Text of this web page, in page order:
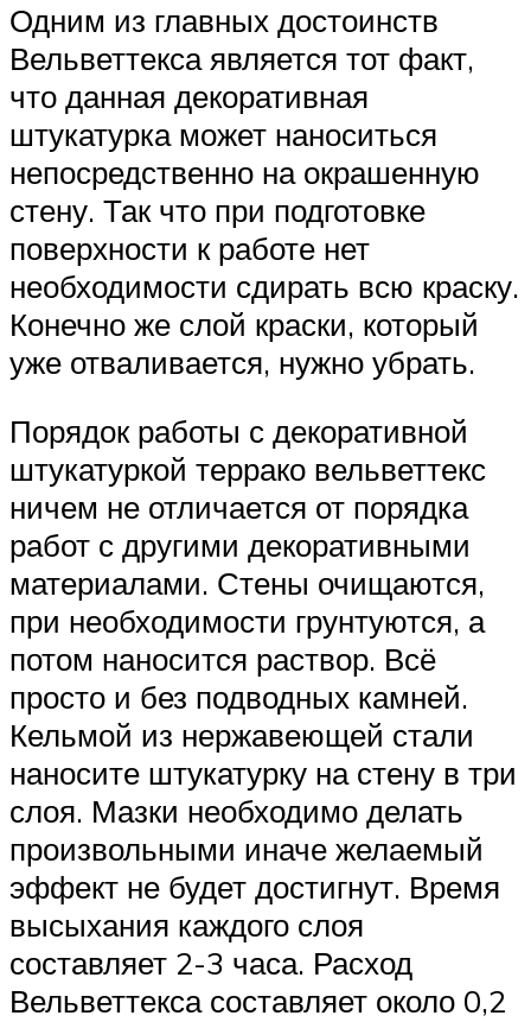
Одним из главных достоинств
Вельветтекса является тот факт,
что данная декоративная
штукатурка может наноситься
непосредственно на окрашенную
стену. Так что при подготовке
поверхности к работе нет
необходимости сдирать всю краску.
Конечно же слой краски, который
уже отваливается, нужно убрать.
Порядок работы с декоративной
штукатуркой террако вельветтекс
ничем не отличается от порядка
работ с другими декоративными
материалами. Стены очищаются,
при необходимости грунтуются, а
потом наносится раствор. Всё
просто и без подводных камней.
Кельмой из нержавеющей стали
наносите штукатурку на стену в три
слоя. Мазки необходимо делать
произвольными иначе желаемый
эффект не будет достигнут. Время
высыхания каждого слоя
составляет 2-3 часа. Расход
Вельветтекса составляет около 0,2